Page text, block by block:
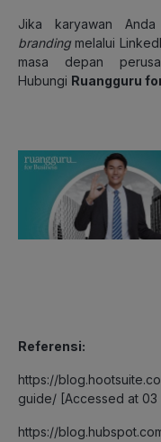
Jika karyawan
branding melalui
masa depan
Hubungi Ruangguru
Referensi:
https://
guide/ [Accessed at 03
https://